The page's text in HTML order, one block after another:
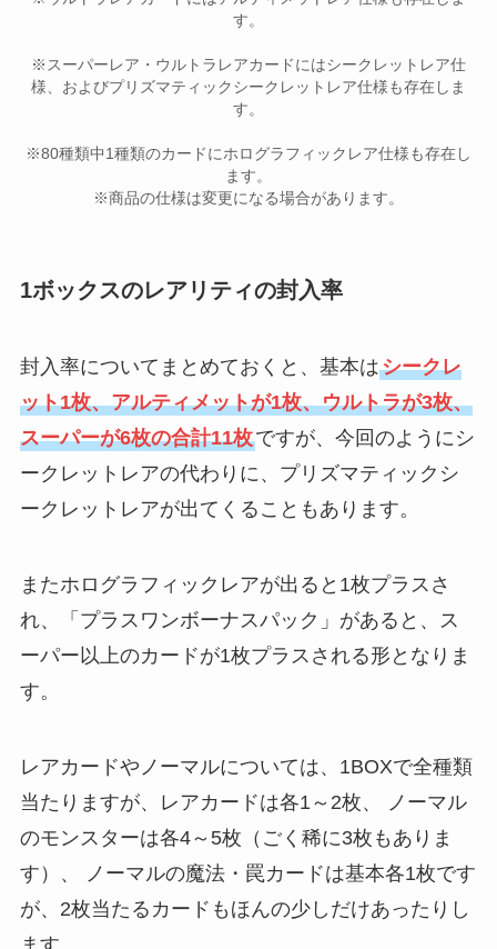
す。
※スーパーレア・ウルトラレアカードにはシークレットレア仕
様、およびプリズマティックシークレットレア仕様も存在しま
す。
※80種類中1種類のカードにホログラフィックレア仕様も存在し
ます。
※商品の仕様は変更になる場合があります。
1ボックスのレアリティの封入率
封入率についてまとめておくと、基本はシークレ
ット1枚、アルティメットが1枚、ウルトラが3枚、
スーパーが6枚の合計11枚ですが、今回のようにシ
ークレットレアの代わりに、プリズマティックシ
ークレットレアが出てくることもあります。
またホログラフィックレアが出ると1枚プラスさ
れ、「プラスワンボーナスパック」があると、ス
ーパー以上のカードが1枚プラスされる形となりま
す。
レアカードやノーマルについては、1BOXで全種類
当たりますが、レアカードは各1～2枚、 ノーマル
のモンスターは各4～5枚（ごく稀に3枚もありま
す）、 ノーマルの魔法・罠カードは基本各1枚です
が、2枚当たるカードもほんの少しだけあったりし
ます。